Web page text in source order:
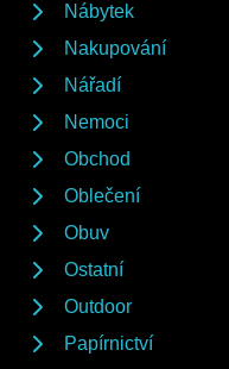
Nábytek
Nakupování
Nářadí
Nemoci
Obchod
Oblečení
Obuv
Ostatní
Outdoor
Papírnictví